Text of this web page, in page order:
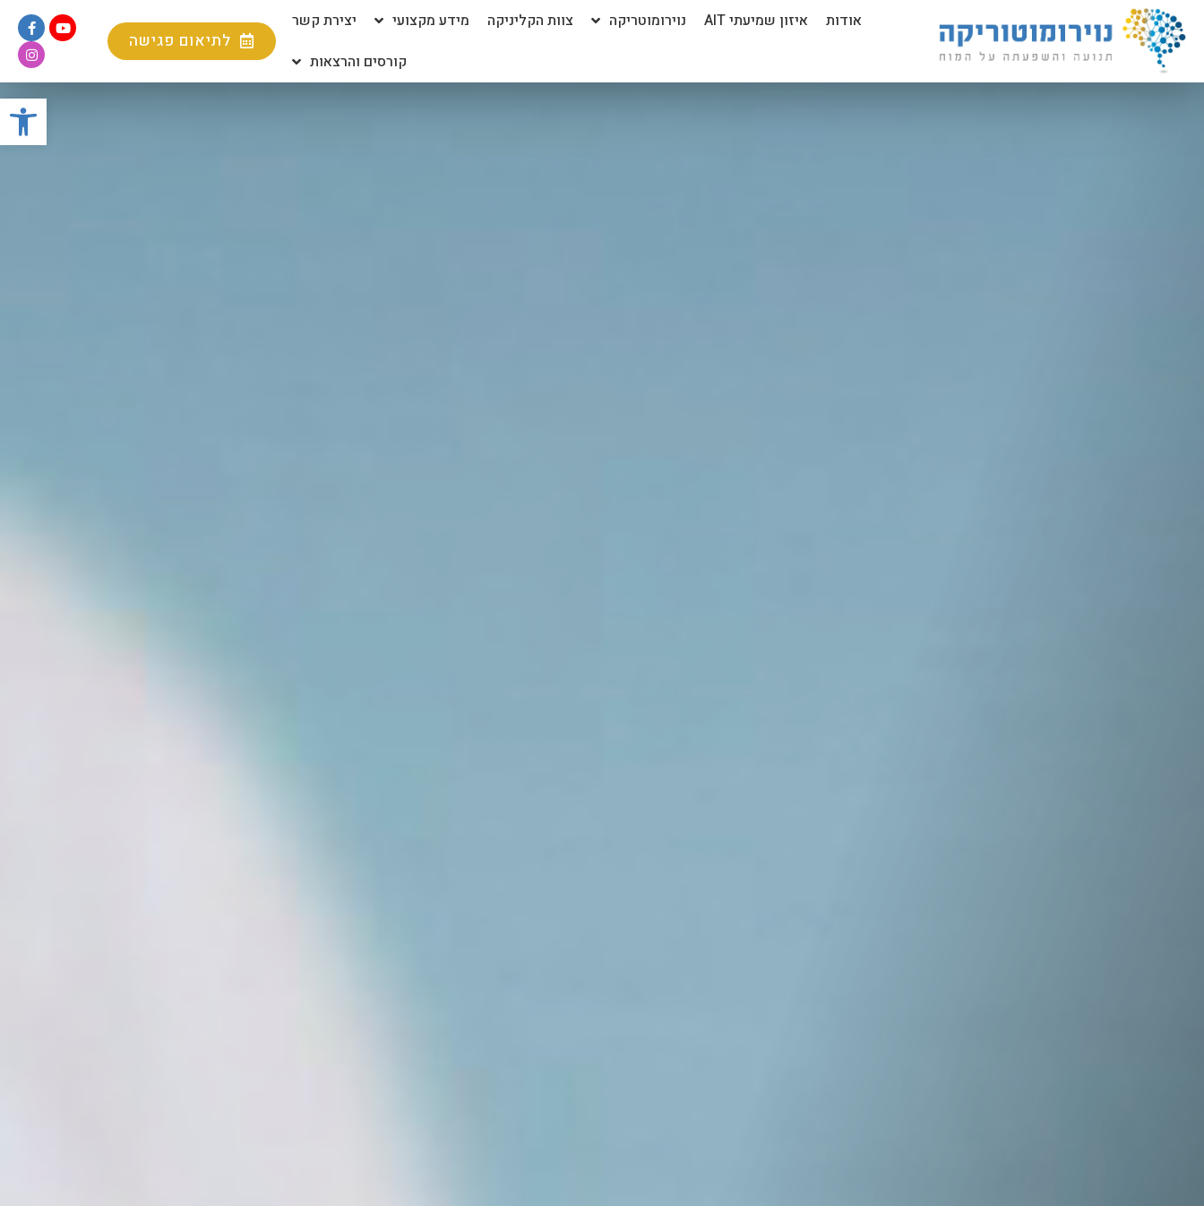
אודות איזון שמיעתי AIT נוירומוטריקה צוות הקליניקה מידע מקצועי
יצירת קשר
קורסים והרצאות
לתיאום פגישה